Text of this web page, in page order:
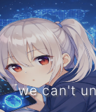
we can't